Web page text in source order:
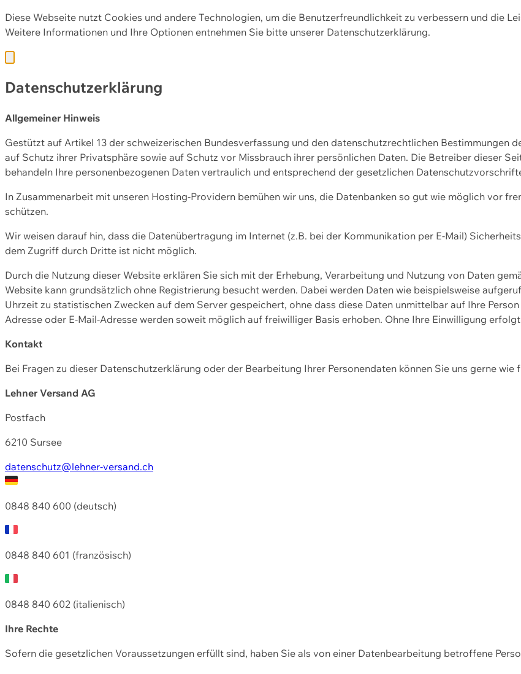
Diese Webseite nutzt Cookies und andere Technologien, um die Benutzerfreundlichkeit zu verbessern und die
Weitere Informationen und Ihre Optionen entnehmen Sie bitte unserer Datenschutzerklärung.
Datenschutzerklärung
Allgemeiner Hinweis
Gestützt auf Artikel 13 der schweizerischen Bundesverfassung und den datenschutzrechtlichen Bestimmungen
auf Schutz ihrer Privatsphäre sowie auf Schutz vor Missbrauch ihrer persönlichen Daten. Die Betreiber dieser
behandeln Ihre personenbezogenen Daten vertraulich und entsprechend der gesetzlichen
In Zusammenarbeit mit unseren Hosting-Providern bemühen wir uns, die Datenbanken so gut wie möglich vor
schützen.
Wir weisen darauf hin, dass die Datenübertragung im Internet (z.B. bei der Kommunikation per E-Mail)
dem Zugriff durch Dritte ist nicht möglich.
Durch die Nutzung dieser Website erklären Sie sich mit der Erhebung, Verarbeitung und Nutzung von Daten
Website kann grundsätzlich ohne Registrierung besucht werden. Dabei werden Daten wie beispielsweise
Uhrzeit zu statistischen Zwecken auf dem Server gespeichert, ohne dass diese Daten unmittelbar auf Ihre
Adresse oder E-Mail-Adresse werden soweit möglich auf freiwilliger Basis erhoben. Ohne Ihre Einwilligung
Kontakt
Bei Fragen zu dieser Datenschutzerklärung oder der Bearbeitung Ihrer Personendaten können Sie uns gerne
Lehner Versand AG
Postfach
6210 Sursee
datenschutz@lehner-versand.ch
0848 840 600 (deutsch)
0848 840 601 (französisch)
0848 840 602 (italienisch)
Ihre Rechte
Sofern die gesetzlichen Voraussetzungen erfüllt sind, haben Sie als von einer Datenbearbeitung betroffene